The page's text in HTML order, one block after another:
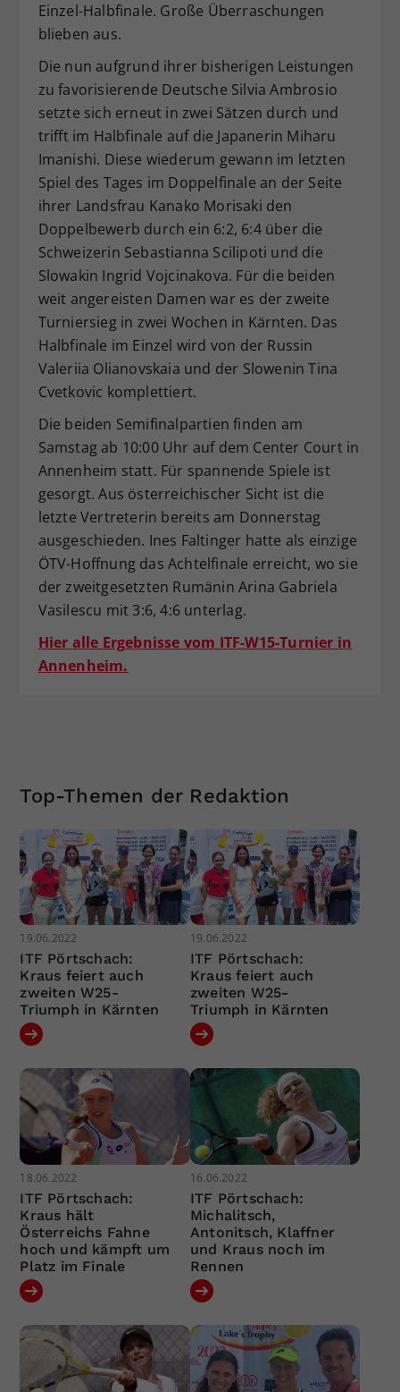
Einzel-Halbfinale. Große Überraschungen
blieben aus.
Die nun aufgrund ihrer bisherigen Leistungen
zu favorisierende Deutsche Silvia Ambrosio
setzte sich erneut in zwei Sätzen durch und
trifft im Halbfinale auf die Japanerin Miharu
Imanishi. Diese wiederum gewann im letzten
Spiel des Tages im Doppelfinale an der Seite
ihrer Landsfrau Kanako Morisaki den
Doppelbewerb durch ein 6:2, 6:4 über die
Schweizerin Sebastianna Scilipoti und die
Slowakin Ingrid Vojcinakova. Für die beiden
weit angereisten Damen war es der zweite
Turniersieg in zwei Wochen in Kärnten. Das
Halbfinale im Einzel wird von der Russin
Valeriia Olianovskaia und der Slowenin Tina
Cvetkovic komplettiert.
Die beiden Semifinalpartien finden am
Samstag ab 10:00 Uhr auf dem Center Court in
Annenheim statt. Für spannende Spiele ist
gesorgt. Aus österreichischer Sicht ist die
letzte Vertreterin bereits am Donnerstag
ausgeschieden. Ines Faltinger hatte als einzige
ÖTV-Hoffnung das Achtelfinale erreicht, wo sie
der zweitgesetzten Rumänin Arina Gabriela
Vasilescu mit 3:6, 4:6 unterlag.
Hier alle Ergebnisse vom ITF-W15-Turnier in
Annenheim.
Top-Themen der Redaktion
19.06.2022
ITF Pörtschach:
Kraus feiert auch
zweiten W25-
Triumph in Kärnten
19.06.2022
ITF Pörtschach:
Kraus feiert auch
zweiten W25-
Triumph in Kärnten
18.06.2022
ITF Pörtschach:
Kraus hält
Österreichs Fahne
hoch und kämpft um
Platz im Finale
16.06.2022
ITF Pörtschach:
Michalitsch,
Antonitsch, Klaffner
und Kraus noch im
Rennen
Zweck
Dieser Wert speichert Ihre Consent-
zufällig generierte ID, für die
historische Speicherung Ihrer
vorgenommen Einstellungen, falls der
Webseiten-Betreiber dies eingestellt
hat.